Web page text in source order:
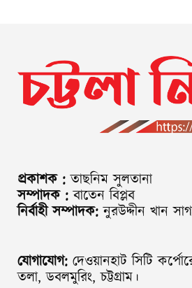
প্রকাশক : তাছনিম সুলতানা
সম্পাদক : বাতেন বিপ্লব
নির্বাহী সম্পাদক: নুরউদ্দীন খান
যোগাযোগ: দেওয়ানহাট সিটি
তলা, ডবলমুরিং, চট্টগ্রাম।